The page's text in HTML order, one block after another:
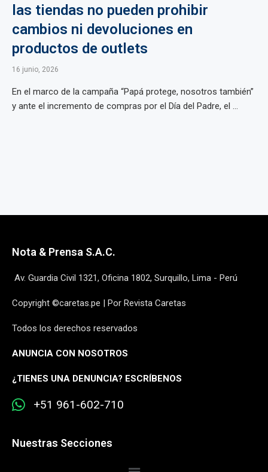
las tiendas no pueden prohibir
cambios ni devoluciones en
productos de outlets
16 junio, 2026
En el marco de la campaña “Papá protege, nosotros también”
y ante el incremento de compras por el Día del Padre, el ...
Nota & Prensa S.A.C.
Av. Guardia Civil 1321, Oficina 1802, Surquillo, Lima - Perú
Copyright ©caretas.pe | Por Revista Caretas
Todos los derechos reservados
ANUNCIA CON NOSOTROS
¿TIENES UNA DENUNCIA? ESCRÍBENOS
+51 961-602-710
Nuestras Secciones